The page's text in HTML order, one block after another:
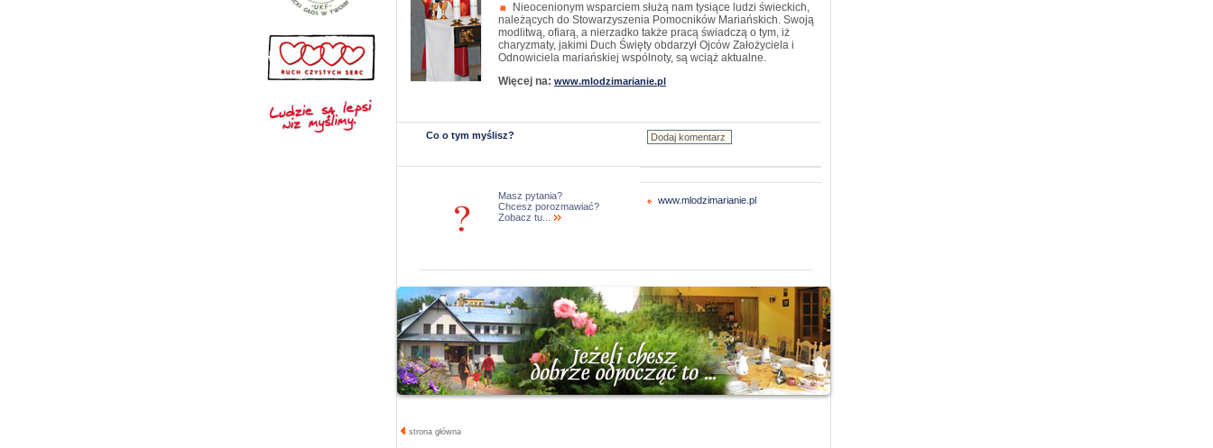
Nieocenionym wsparciem służą nam tysiące ludzi świeckich,
należących do Stowarzyszenia Pomocników Mariańskich. Swoją
modlitwą, ofiarą, a nierzadko także pracą świadczą o tym, iż
charyzmaty, jakimi Duch Święty obdarzył Ojców Założyciela i
Odnowiciela mariańskiej wspólnoty, są wciąż aktualne.
Więcej na: www.mlodzimarianie.pl
Co o tym myślisz?
Masz pytania?
Chcesz porozmawiać?
Zobacz tu...
www.mlodzimarianie.pl
strona główna